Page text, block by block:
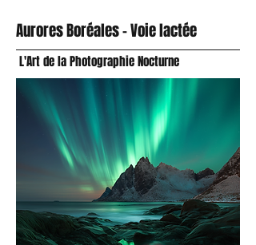
Aurores Boréales - Voie lactée
L'Art de la Photographie Nocturne